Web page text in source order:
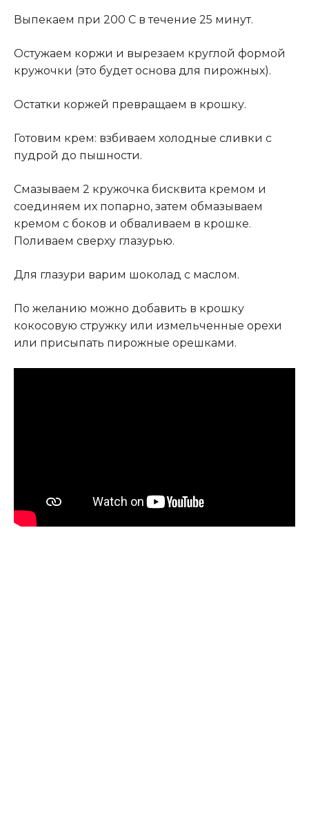
Выпекаем при 200 С в течение 25 минут.
Остужаем коржи и вырезаем круглой формой
кружочки (это будет основа для пирожных).
Остатки коржей превращаем в крошку.
Готовим крем: взбиваем холодные сливки с
пудрой до пышности.
Смазываем 2 кружочка бисквита кремом и
соединяем их попарно, затем обмазываем
кремом с боков и обваливаем в крошке.
Поливаем сверху глазурью.
Для глазури варим шоколад с маслом.
По желанию можно добавить в крошку
кокосовую стружку или измельченные орехи
или присыпать пирожные орешками.